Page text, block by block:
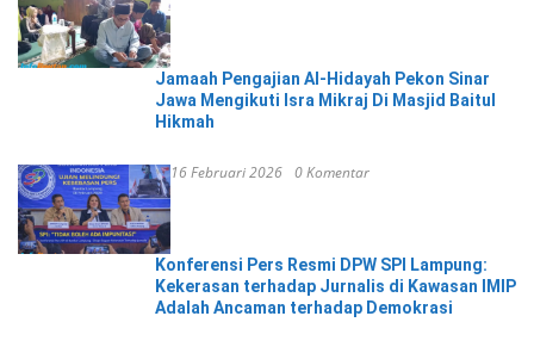
Jamaah Pengajian Al-Hidayah Pekon Sinar
Jawa Mengikuti Isra Mikraj Di Masjid Baitul
Hikmah
16 Februari 2026 0 Komentar
Konferensi Pers Resmi DPW SPI Lampung:
Kekerasan terhadap Jurnalis di Kawasan IMIP
Adalah Ancaman terhadap Demokrasi